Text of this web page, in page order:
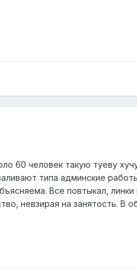
60 человек такую туеву
типа админские
Все повтыкал,
невзирая на занятость. В